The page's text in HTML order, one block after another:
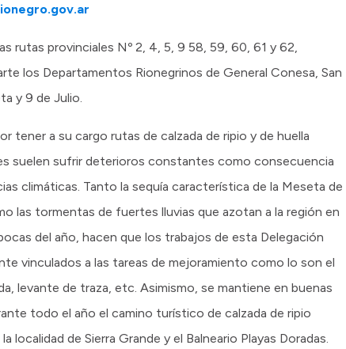
rutas provinciales Nº 2, 4, 5, 9 58, 59, 60, 61 y 62,
los Departamentos Rionegrinos de General Conesa, San
y 9 de Julio.
tener a su cargo rutas de calzada de ripio y de huella
suelen sufrir deterioros constantes como consecuencia
climáticas. Tanto la sequía característica de la Meseta de
las tormentas de fuertes lluvias que azotan a la región en
del año, hacen que los trabajos de esta Delegación
vinculados a las tareas de mejoramiento como lo son el
levante de traza, etc. Asimismo, se mantiene en buenas
todo el año el camino turístico de calzada de ripio
localidad de Sierra Grande y el Balneario Playas Doradas.